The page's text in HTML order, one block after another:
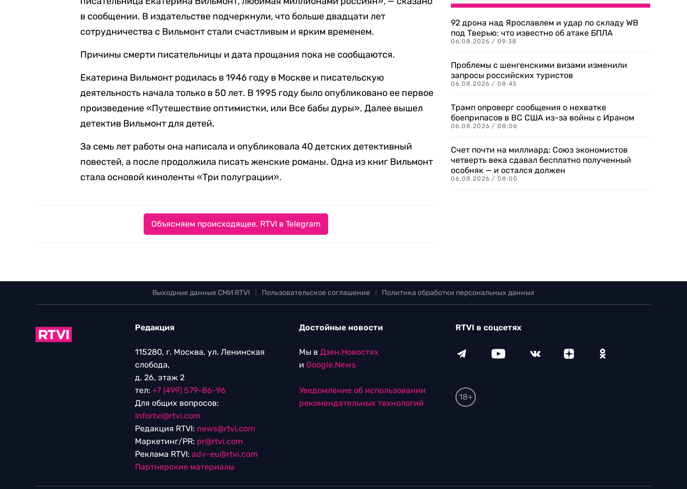
в сообщении. В издательстве подчеркнули, что больше двадцати лет
сотрудничества с Вильмонт стали счастливым и ярким временем.
Причины смерти писательницы и дата прощания пока не сообщаются.
Екатерина Вильмонт родилась в 1946 году в Москве и писательскую
деятельность начала только в 50 лет. В 1995 году было опубликовано ее первое
произведение «Путешествие оптимистки, или Все бабы дуры». Далее вышел
детектив Вильмонт для детей.
За семь лет работы она написала и опубликовала 40 детских детективный
повестей, а после продолжила писать женские романы. Одна из книг Вильмонт
стала основой киноленты «Три полуграции».
Объясняем происходящее. RTVI в Telegram
92 дрона над Ярославлем и удар по складу WB
под Тверью: что известно об атаке БПЛА
06.08.2026 / 09:38
Проблемы с шенгенскими визами изменили
запросы российских туристов
06.08.2026 / 08:45
Трамп опроверг сообщения о нехватке
боеприпасов в ВС США из-за войны с Ираном
06.08.2026 / 08:06
Счет почти на миллиард: Союз экономистов
четверть века сдавал бесплатно полученный
особняк — и остался должен
06.08.2026 / 08:00
Выходные данные СМИ RTVI Пользовательское соглашение Политика обработки персональных данных
Редакция
115280, г. Москва, ул. Ленинская
слобода,
д. 26, этаж 2
тел: +7 (499) 579-86-96
Для общих вопросов:
Infortvi@rtvi.com
Редакция RTVI: news@rtvi.com
Маркетинг/PR: pr@rtvi.com
Реклама RTVI: adv-eu@rtvi.com
Партнерские материалы
Достойные новости
Мы в Дзен.Новостях
и Google.News
Уведомление об использовании
рекомендательных технологий
RTVI в соцсетях
18+